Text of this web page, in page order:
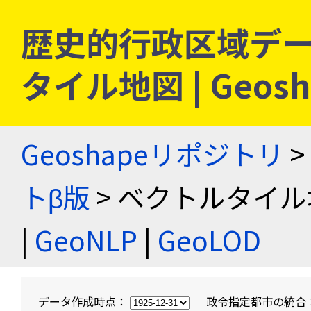
歴史的行政区域デ
タイル地図 |
Geoshapeリポジトリ >
トβ版 > ベクトルタイ
| GeoNLP | GeoLOD
データ作成時点： 政令指定都市の統